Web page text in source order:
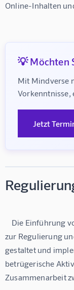
Online-Inhalten
💡 Möchten
Mit Mindverse
Vorkenntnisse,
Jetzt
zur Regulierung
gestaltet und
betrügerische
Zusammenarbeit